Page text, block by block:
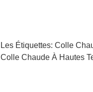
Les Étiquettes: Colle
Colle Chaude À Hautes